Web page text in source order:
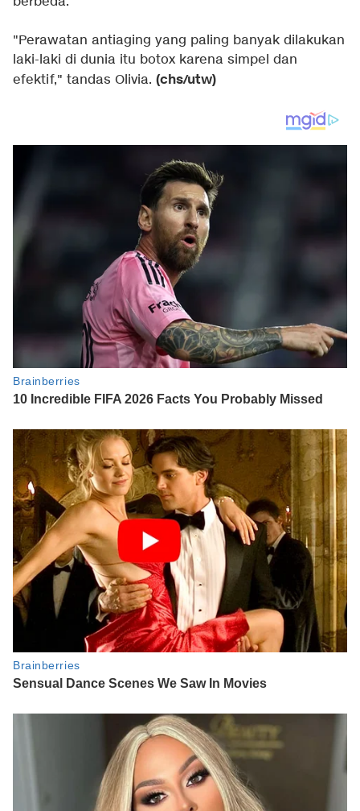
"Perawatan antiaging yang paling banyak dilakukan
laki-laki di dunia itu botox karena simpel dan
efektif," tandas Olivia. (chs/utw)